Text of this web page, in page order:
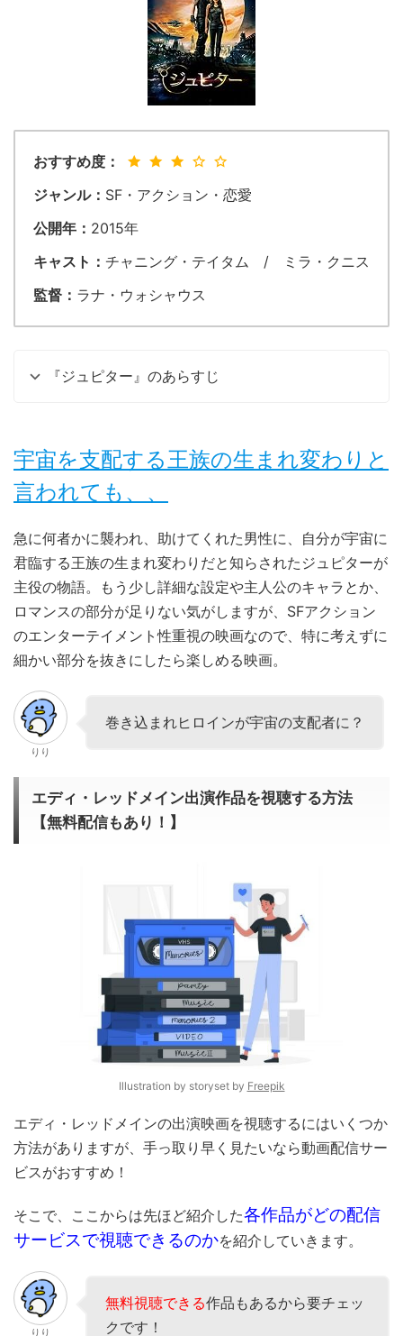
おすすめ度：
ジャンル： SF・アクション・恋愛
公開年： 2015年
キャスト： チャニング・テイタム / ミラ・クニス
監督： ラナ・ウォシャウス
『ジュピター』のあらすじ
宇宙を支配する王族の生まれ変わりと
言われても、、
急に何者かに襲われ、助けてくれた男性に、自分が宇宙に
君臨する王族の生まれ変わりだと知らされたジュピターが
主役の物語。もう少し詳細な設定や主人公のキャラとか、
ロマンスの部分が足りない気がしますが、SFアクション
のエンターテイメント性重視の映画なので、特に考えずに
細かい部分を抜きにしたら楽しめる映画。
りり
巻き込まれヒロインが宇宙の支配者に？
エディ・レッドメイン出演作品を視聴する方法
【無料配信もあり！】
Illustration by storyset by Freepik
エディ・レッドメインの出演映画を視聴するにはいくつか
方法がありますが、手っ取り早く見たいなら動画配信サー
ビスがおすすめ！
そこで、ここからは先ほど紹介した各作品がどの配信
サービスで視聴できるのかを紹介していきます。
りり
無料視聴できる作品もあるから要チェッ
クです！